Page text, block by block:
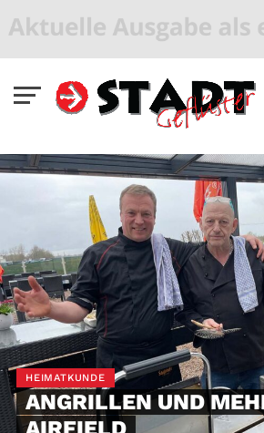
HEIMATKUNDE
ANGRILLEN UND